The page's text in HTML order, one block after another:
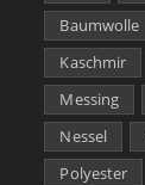
Baumwolle
Kaschmir
Messing
Nessel
Polyester